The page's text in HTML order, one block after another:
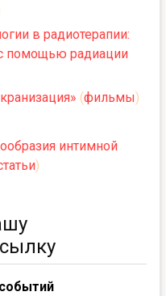
в радиотерапии:
с помощью радиации
(фильмы)
интимной
)